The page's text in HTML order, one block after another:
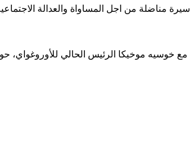
سيرة مناضلة من اجل المساواة والعدالة